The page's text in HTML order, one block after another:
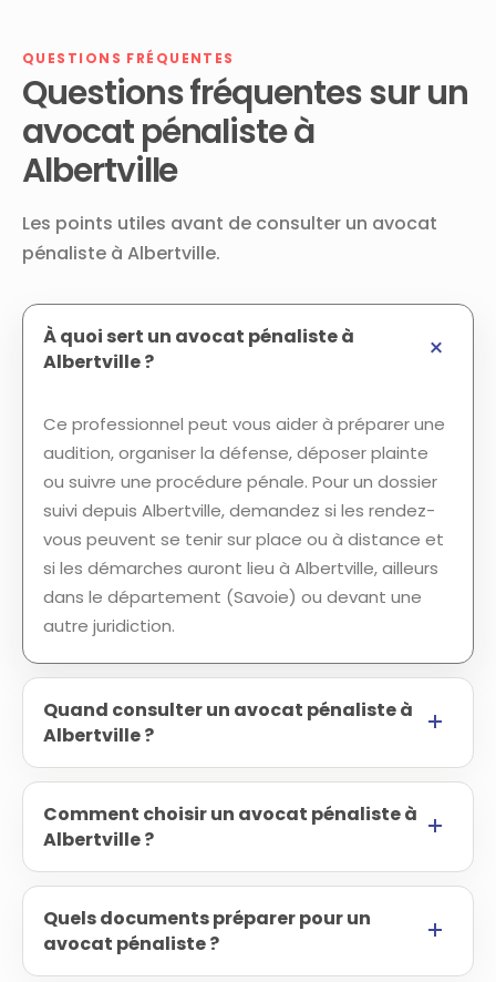
QUESTIONS FRÉQUENTES
Questions fréquentes sur un
avocat pénaliste à
Albertville
Les points utiles avant de consulter un avocat
pénaliste à Albertville.
À quoi sert un avocat pénaliste à
Albertville ?
Ce professionnel peut vous aider à préparer une
audition, organiser la défense, déposer plainte
ou suivre une procédure pénale. Pour un dossier
suivi depuis Albertville, demandez si les rendez-
vous peuvent se tenir sur place ou à distance et
si les démarches auront lieu à Albertville, ailleurs
dans le département (Savoie) ou devant une
autre juridiction.
Quand consulter un avocat pénaliste à
Albertville ?
Comment choisir un avocat pénaliste à
Albertville ?
Quels documents préparer pour un
avocat pénaliste ?